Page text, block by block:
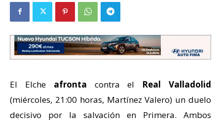
El Elche afronta contra el Real Valladolid
(miércoles, 21:00 horas, Martínez Valero) un duelo
decisivo por la salvación en Primera. Ambos